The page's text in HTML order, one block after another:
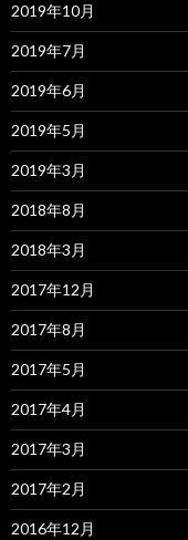
2019年10月
2019年7月
2019年6月
2019年5月
2019年3月
2018年8月
2018年3月
2017年12月
2017年8月
2017年5月
2017年4月
2017年3月
2017年2月
2016年12月